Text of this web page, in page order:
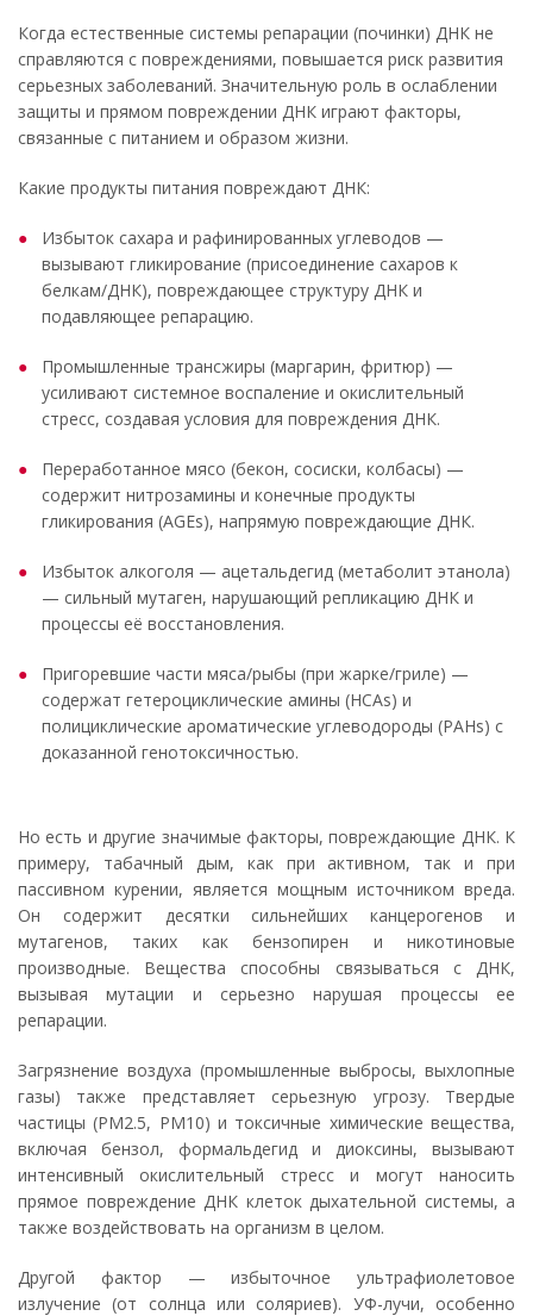
Когда естественные системы репарации (починки) ДНК не
справляются с повреждениями, повышается риск развития
серьезных заболеваний. Значительную роль в ослаблении
защиты и прямом повреждении ДНК играют факторы,
связанные с питанием и образом жизни.
Какие продукты питания повреждают ДНК:
Избыток сахара и рафинированных углеводов —
вызывают гликирование (присоединение сахаров к
белкам/ДНК), повреждающее структуру ДНК и
подавляющее репарацию.
Промышленные трансжиры (маргарин, фритюр) —
усиливают системное воспаление и окислительный
стресс, создавая условия для повреждения ДНК.
Переработанное мясо (бекон, сосиски, колбасы) —
содержит нитрозамины и конечные продукты
гликирования (AGEs), напрямую повреждающие ДНК.
Избыток алкоголя — ацетальдегид (метаболит этанола)
— сильный мутаген, нарушающий репликацию ДНК и
процессы её восстановления.
Пригоревшие части мяса/рыбы (при жарке/гриле) —
содержат гетероциклические амины (HCAs) и
полициклические ароматические углеводороды (PAHs) с
доказанной генотоксичностью.
Но есть и другие значимые факторы, повреждающие ДНК. К
примеру, табачный дым, как при активном, так и при
пассивном курении, является мощным источником вреда.
Он содержит десятки сильнейших канцерогенов и
мутагенов, таких как бензопирен и никотиновые
производные. Вещества способны связываться с ДНК,
вызывая мутации и серьезно нарушая процессы ее
репарации.
Загрязнение воздуха (промышленные выбросы, выхлопные
газы) также представляет серьезную угрозу. Твердые
частицы (PM2.5, PM10) и токсичные химические вещества,
включая бензол, формальдегид и диоксины, вызывают
интенсивный окислительный стресс и могут наносить
прямое повреждение ДНК клеток дыхательной системы, а
также воздействовать на организм в целом.
Другой фактор — избыточное ультрафиолетовое
излучение (от солнца или соляриев). УФ-лучи, особенно